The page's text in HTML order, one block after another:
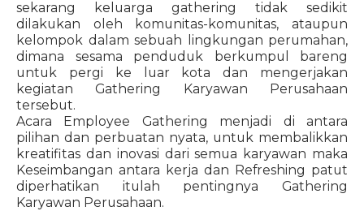
sekarang keluarga gathering tidak sedikit
dilakukan oleh komunitas-komunitas, ataupun
kelompok dalam sebuah lingkungan perumahan,
dimana sesama penduduk berkumpul bareng
untuk pergi ke luar kota dan mengerjakan
kegiatan Gathering Karyawan Perusahaan
tersebut.
Acara Employee Gathering menjadi di antara
pilihan dan perbuatan nyata, untuk membalikkan
kreatifitas dan inovasi dari semua karyawan maka
Keseimbangan antara kerja dan Refreshing patut
diperhatikan itulah pentingnya Gathering
Karyawan Perusahaan.